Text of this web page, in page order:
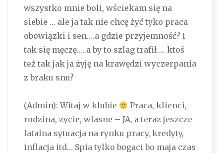
wszystko mnie boli, wściekam się na
siebie … ale ja tak nie chcę żyć tyko praca
obowiązki i sen….a gdzie przyjemność? I
tak się męczę…..a by to szlag trafił…. ktoś
też tak jak ja żyję na krawędzi wyczerpania
z braku snu?
(Admin): Witaj w klubie
Praca, klienci,
rodzina, zycie, wlasne – JA, a teraz jeszcze
fatalna sytuacja na rynku pracy, kredyty,
inflacja itd… Spia tylko bogaci bo maja czas